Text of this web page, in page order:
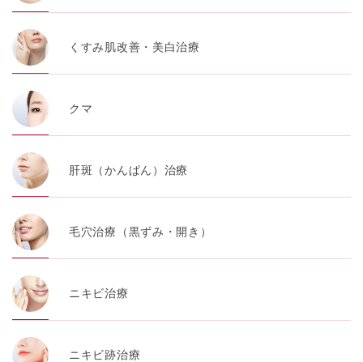
くすみ肌改善・美白治療
クマ
肝斑（かんぱん）治療
毛穴治療（黒ずみ・開き）
ニキビ治療
ニキビ跡治療